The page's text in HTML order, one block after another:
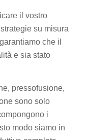
il vostro
su misura
che il
e sia stato
pressofusione,
sono solo
i
modo siamo in